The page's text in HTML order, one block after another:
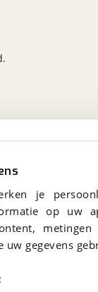
je
op
gegevens